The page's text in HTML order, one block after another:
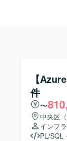
【
件
〜
中央区
インフ
PL/SQL